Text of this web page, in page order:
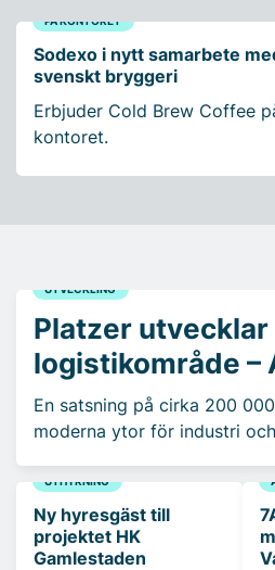
PÅ KONTORET
Sodexo i nytt samarbete
svenskt bryggeri
Erbjuder Cold Brew Coffee
kontoret.
UTVECKLING
Platzer
logistikområde –
En satsning på cirka 200
moderna ytor för industri
UTHYRNING
Ny hyresgäst till
projektet HK
Gamlestaden